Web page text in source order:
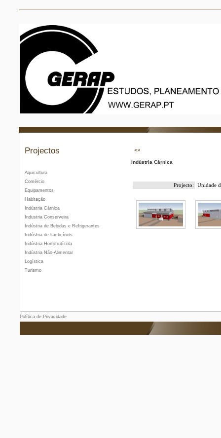
Projectos
Aquicultura
Comércio
Equipamentos
Habitação
Indústria Cárnica
Industria Conserveira
Indústria de Bebidas e Refrigerantes
Indústria de Lacticínios
Indústria Hortofrutícola
Indústria Não-Alimentar
Logística
Turismo
Indústria Cárnica
Projecto: Unidade
Política de Privacidade